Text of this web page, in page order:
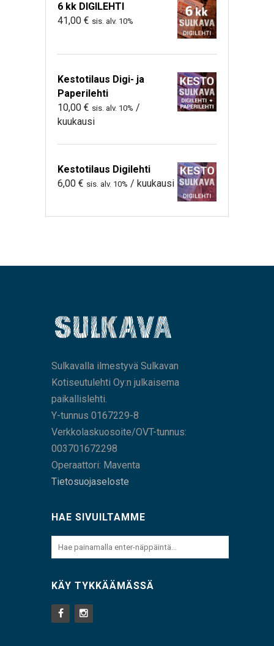
6 kk DIGILEHTI
41,00 € sis. alv. 10%
Kestotilaus Digi- ja
Paperilehti
10,00 € sis. alv. 10% /
kuukausi
Kestotilaus Digilehti
6,00 € sis. alv. 10% / kuukausi
Sulkavalla ilmestyvä Sulkavan
Kotiseutulehti Oy:n julkaisema
paikallislehti.
Y-tunnus 0167229-8
Verkkolaskuosoite/OVT-tunnus:
003701672298
Operaattori: Maventa
Tietosuojaseloste
HAE SIVUILTAMME
KÄY TYKKÄÄMÄSSÄ